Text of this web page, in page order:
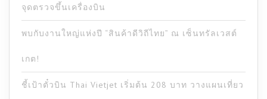
จุดตรวจขึ้นเครื่องบิน
พบกับงานใหญ่แห่งปี “สินค้าดีวิถีไทย” ณ เซ็นทรัลเวสต์
เกต!
ชี้เป้าตั๋วบิน Thai Vietjet เริ่มต้น 208 บาท วางแผนเที่ยว